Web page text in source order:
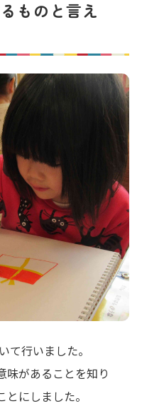
イトのご利用について
オフィシャルサイト
ものと言え
て行いました。
味があることを知り
にしました。